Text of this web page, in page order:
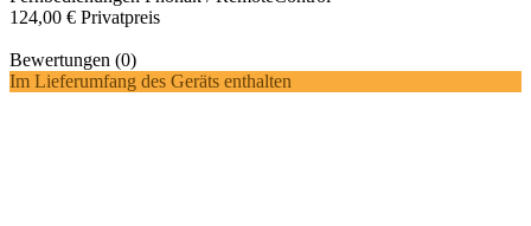
124,00 € Privatpreis
Bewertungen (0)
Im Lieferumfang des Geräts enthalten